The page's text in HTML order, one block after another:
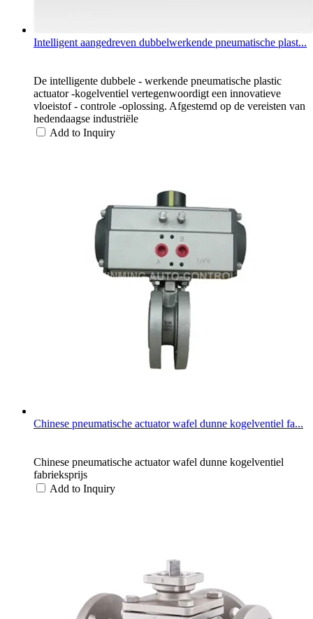
Intelligent aangedreven dubbelwerkende pneumatische plast...
De intelligente dubbele - werkende pneumatische plastic
actuator -kogelventiel vertegenwoordigt een innovatieve
vloeistof - controle -oplossing. Afgestemd op de vereisten van
hedendaagse industriële
Add to Inquiry
Chinese pneumatische actuator wafel dunne kogelventiel fa...
Chinese pneumatische actuator wafel dunne kogelventiel
fabrieksprijs
Add to Inquiry